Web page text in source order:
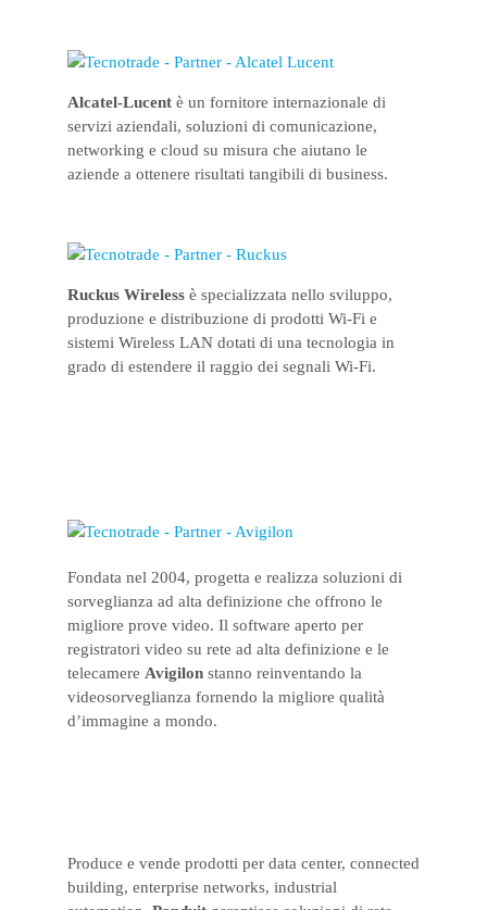
Alcatel-Lucentè un fornitore internazionale di
servizi aziendali, soluzioni di comunicazione,
networking e cloud su misura che aiutano le
aziende a ottenere risultati tangibili di business.
Ruckus Wirelessè specializzata nello sviluppo,
produzione e distribuzione di prodotti Wi-Fi e
sistemi Wireless LAN dotati di una tecnologia in
grado di estendere il raggio dei segnali Wi-Fi.
Fondata nel 2004, progetta e realizza soluzioni di
sorveglianza ad alta definizione che offrono le
migliore prove video. Il software aperto per
registratori video su rete ad alta definizione e le
telecamere Avigilonstanno reinventando la
videosorveglianza fornendo la migliore qualità
d’immagine a mondo.
Produce e vende prodotti per data center, connected
building, enterprise networks, industrial